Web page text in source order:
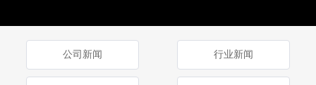
公司新闻 行业新闻